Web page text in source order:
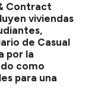
Contract
viviendas
de Casual
por la
como
para una